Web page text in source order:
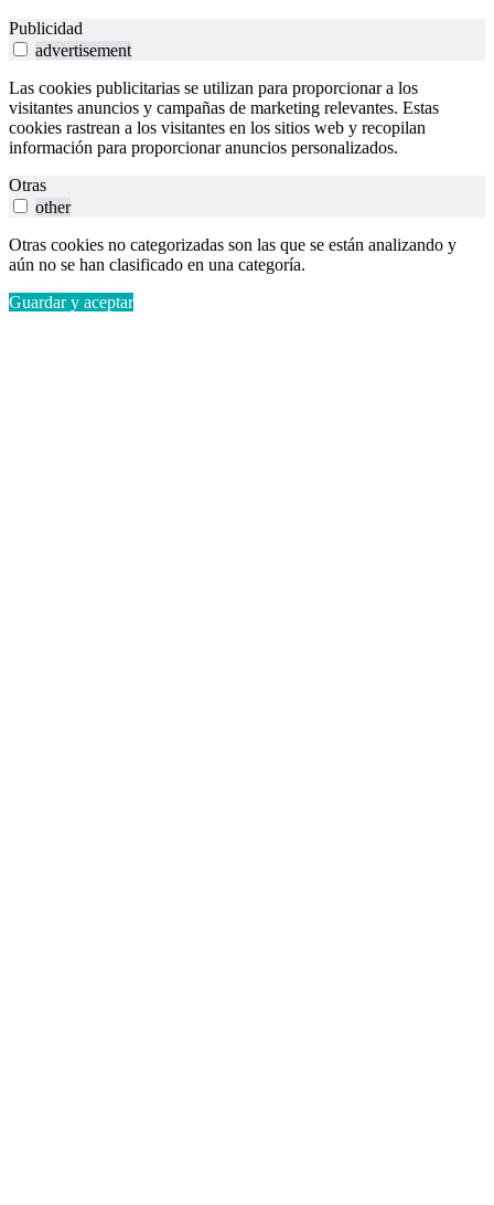
Publicidad
advertisement
Las cookies publicitarias se utilizan para proporcionar a los
visitantes anuncios y campañas de marketing relevantes. Estas
cookies rastrean a los visitantes en los sitios web y recopilan
información para proporcionar anuncios personalizados.
Otras
other
Otras cookies no categorizadas son las que se están analizando y
aún no se han clasificado en una categoría.
Guardar y aceptar